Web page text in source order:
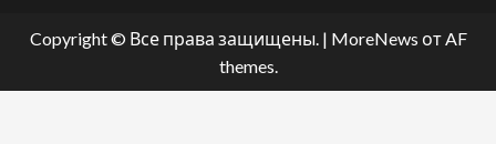
Copyright © Все права защищены. | MoreNews от AF
themes.